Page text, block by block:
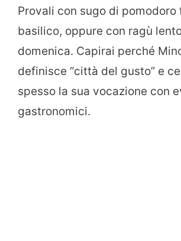
Provali con sugo di pomodoro
basilico, oppure con ragù
domenica. Capirai perché
definisce “città del gusto” e
spesso la sua vocazione con
gastronomici.